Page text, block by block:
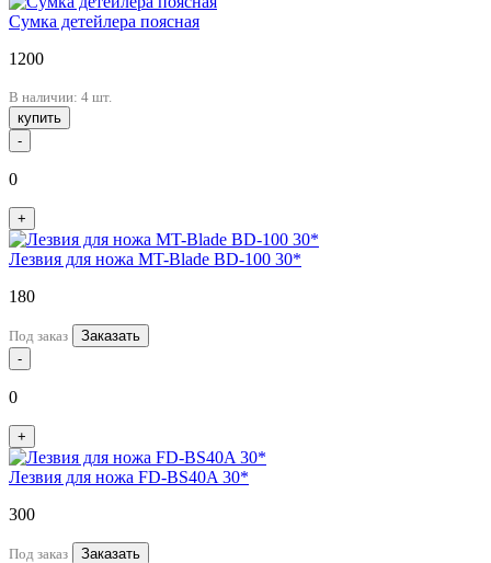
Сумка детейлера поясная
1200
В наличии: 4 шт.
купить
-
0
+
Лезвия для ножа MT-Blade BD-100 30*
180
Под заказ
Заказать
-
0
+
Лезвия для ножа FD-BS40A 30*
300
Под заказ
Заказать